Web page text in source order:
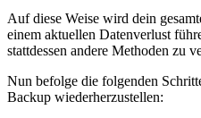
Auf diese Weise wird dein
einem aktuellen Datenverlust
stattdessen andere Methoden zu
Nun befolge die folgenden
Backup wiederherzustellen: